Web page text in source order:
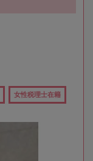
女性税理士在籍